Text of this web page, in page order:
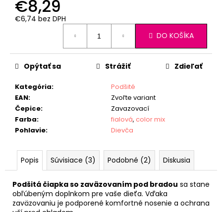
€8,29
€6,74 bez DPH
DO KOŠÍKA
Kategória:
Podšité
EAN:
Zvoľte variant
Čepice:
Zavazovací
Farba: fialová, color mix
Pohlavie: Dievča
Opýtať sa Strážiť Zdieľať
Popis Súvisiace (3) Podobné (2) Diskusia
Podšitá čiapka so zaväzovaním pod bradou sa stane
obľúbeným doplnkom pre vaše dieťa. Vďaka
zaväzovaniu je podporené komfortné nosenie a ochrana